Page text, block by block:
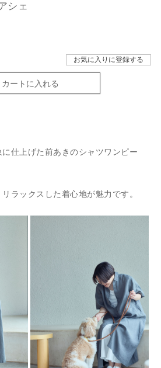
シェ
お気に入りに登録する
カートに入れる
仕上げた前あきのシャツワンピー
ラックスした着心地が魅力です。